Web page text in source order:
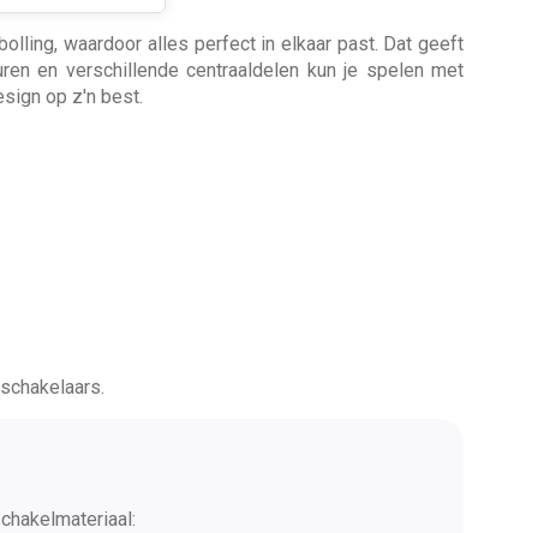
waardoor alles perfect in elkaar past. Dat geeft
en verschillende centraaldelen kun je spelen met
op z'n best.